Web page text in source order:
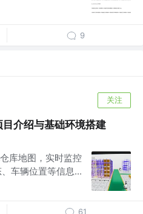
9
关注
介绍与基础环境搭建
库地图，实时监控
车辆位置等信息...
61